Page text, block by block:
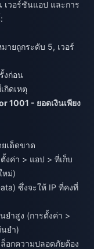
เวอร์ชันแอป และการ
ายถูกระดับ 5, เวอร์
งก่อน
กิดเหตุ
1001 - ยอดเงินเพียง
เด็ดขาด
งค่า > แอป > ที่เก็บ
หม่)
ซึ่งจะให้ IP ที่คงที่
ยำสูง (การตั้งค่า >
ยำ)
อกความปลอดภัยต้อง